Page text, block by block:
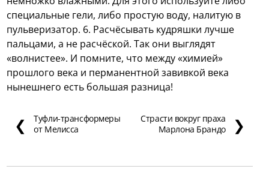
специальные гели, либо простую воду, налитую в
пульверизатор. 6. Расчёсывать кудряшки лучше
пальцами, а не расчёской. Так они выглядят
«волнистее». И помните, что между «химией»
прошлого века и перманентной завивкой века
нынешнего есть большая разница!
❮
Туфли-трансформеры
от Мелисса
Страсти вокруг праха
Марлона Брандо
❯